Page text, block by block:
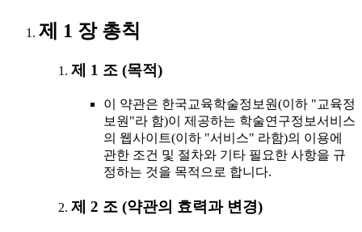
제 1 장 총칙
제 1 조 (목적)
이 약관은 한국교육학술정보원(이하 "교육정
보원"라 함)이 제공하는 학술연구정보서비스
의 웹사이트(이하 "서비스" 라함)의 이용에
관한 조건 및 절차와 기타 필요한 사항을 규
정하는 것을 목적으로 합니다.
제 2 조 (약관의 효력과 변경)